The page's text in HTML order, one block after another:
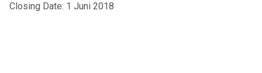
Closing Date: 1 Juni 2018